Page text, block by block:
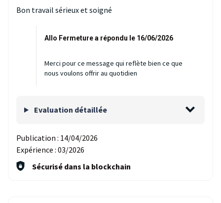
Bon travail sérieux et soigné
Allo Fermeture a répondu le 16/06/2026
Merci pour ce message qui reflète bien ce que
nous voulons offrir au quotidien
Evaluation détaillée
Publication : 14/04/2026
Expérience : 03/2026
Sécurisé dans la blockchain